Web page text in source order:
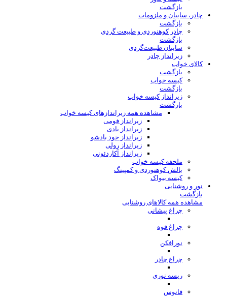
بازگشت
چادر، سایبان و ملزومات
بازگشت
چادر کوهنوردی و طبیعت گردی
بازگشت
سایبان طبیعت‌گردی
زیرانداز چادر
کالای خواب
بازگشت
کیسه خواب
بازگشت
زیرانداز کیسه خواب
بازگشت
مشاهده همه زیراندازهای کیسه خواب
زیرانداز فومی
زیرانداز بادی
زیرانداز خود بادشو
زیرانداز رولی
زیرانداز آکاردئونی
ملحفه کیسه خواب
بالش کوهنوردی و کمپینگ
کیسه بیواک
نور و روشنایی
بازگشت
مشاهده همه کالاهای روشنایی
چراغ پیشانی
چراغ قوه
نورافکن
چراغ چادر
ریسه نوری
فانوس